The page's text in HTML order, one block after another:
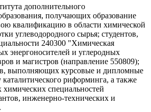
дополнительного
получающих образование
квалификацию в области химической
углеводородного сырья; студентов,
240300 "Химическая
энергоносителей и углеродных
и магистров (направление 550809);
выполняющих курсовые и дипломные
риформинга, а также
химических специальностей
инженерно-технических и